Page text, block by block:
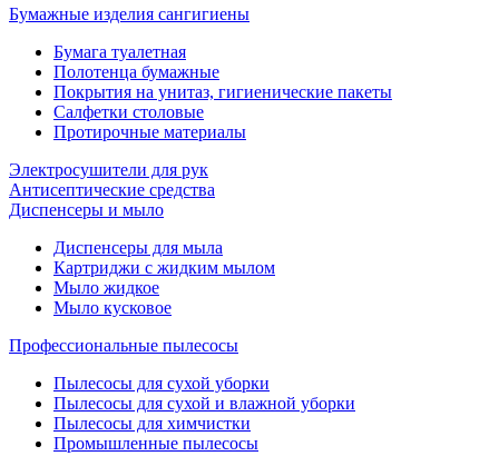
Бумажные изделия сангигиены
Бумага туалетная
Полотенца бумажные
Покрытия на унитаз, гигиенические пакеты
Салфетки столовые
Протирочные материалы
Электросушители для рук
Антисептические средства
Диспенсеры и мыло
Диспенсеры для мыла
Картриджи с жидким мылом
Мыло жидкое
Мыло кусковое
Профессиональные пылесосы
Пылесосы для сухой уборки
Пылесосы для сухой и влажной уборки
Пылесосы для химчистки
Промышленные пылесосы